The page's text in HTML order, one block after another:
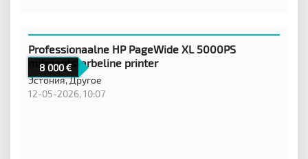
8 000
Professionaalne HP PageWide XL 5000PS
mitmeotstarbeline printer
Эстония,Другое
12-05-2026, 10:07